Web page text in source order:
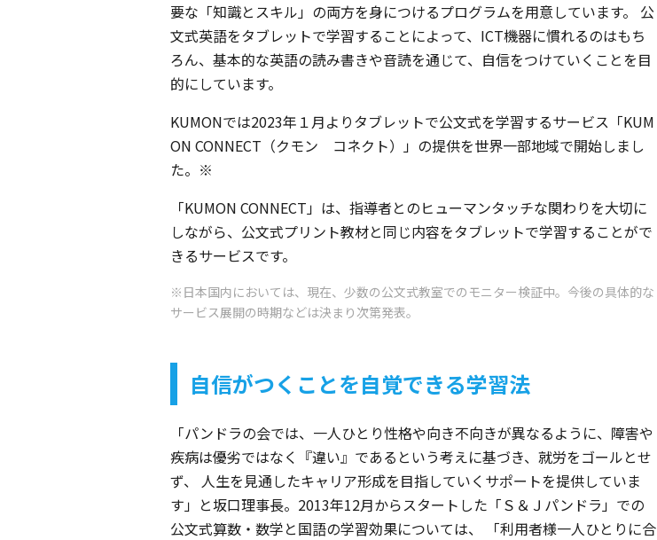
要な「知識とスキル」の両方を身につけるプログラムを用意しています。 公
文式英語をタブレットで学習することによって、ICT機器に慣れるのはもち
ろん、基本的な英語の読み書きや音読を通じて、自信をつけていくことを目
的にしています。
KUMONでは2023年１月よりタブレットで公文式を学習するサービス「KUM
ON CONNECT（クモン コネクト）」の提供を世界一部地域で開始しまし
た。※
「KUMON CONNECT」は、指導者とのヒューマンタッチな関わりを大切に
しながら、公文式プリント教材と同じ内容をタブレットで学習することがで
きるサービスです。
※日本国内においては、現在、少数の公文式教室でのモニター検証中。今後の具体的な
サービス展開の時期などは決まり次第発表。
自信がつくことを自覚できる学習法
「パンドラの会では、一人ひとり性格や向き不向きが異なるように、障害や
疾病は優劣ではなく『違い』であるという考えに基づき、就労をゴールとせ
ず、 人生を見通したキャリア形成を目指していくサポートを提供していま
す」と坂口理事長。2013年12月からスタートした「Ｓ＆Ｊパンドラ」での
公文式算数・数学と国語の学習効果については、 「利用者様一人ひとりに合